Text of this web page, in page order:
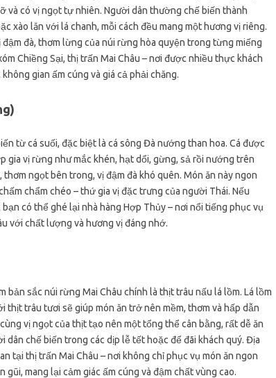
và có vị ngọt tự nhiên. Người dân thường chế biến thành
xào lăn với lá chanh, mỗi cách đều mang một hương vị riêng.
đà, thơm lừng của núi rừng hòa quyện trong từng miếng
Chiềng Sại, thị trấn Mai Châu – nơi được nhiều thực khách
gian ấm cúng và giá cả phải chăng.
từ cá suối, đặc biệt là cá sông Đà nướng than hoa. Cá được
gia vị rừng như mắc khén, hạt dổi, gừng, sả rồi nướng trên
ngọt bên trong, vị đậm đà khó quên. Món ăn này ngon
chẩm chéo – thứ gia vị đặc trưng của người Thái. Nếu
có thể ghé lại nhà hàng Hợp Thủy – nơi nổi tiếng phục vụ
với chất lượng và hương vị đáng nhớ.
bản sắc núi rừng Mai Châu chính là thịt trâu nấu lá lồm. Lá lồm
thịt trâu tươi sẽ giúp món ăn trở nên mềm, thơm và hấp dẫn
vị ngọt của thịt tạo nên một tổng thể cân bằng, rất dễ ăn
chế biến trong các dịp lễ tết hoặc để đãi khách quý. Địa
tại thị trấn Mai Châu – nơi không chỉ phục vụ món ăn ngon
gũi, mang lại cảm giác ấm cúng và đậm chất vùng cao.